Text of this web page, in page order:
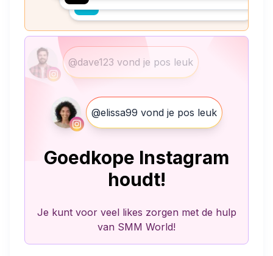
@dave123 vond je pos leuk
@elissa99 vond je pos leuk
Goedkope Instagram
houdt!
Je kunt voor veel likes zorgen met de hulp
van SMM World!